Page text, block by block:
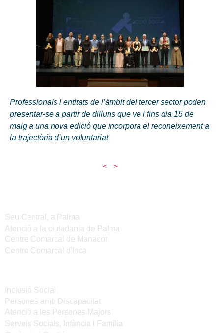
Professionals i entitats de l’àmbit del tercer sector poden
presentar-se a partir de dilluns que ve i fins dia 15 de
maig a una nova edició que incorpora el reconeixement a
la trajectòria d’un voluntariat
< >
Seu Central, a Palma
Atenció a la ciutadania de Palma
Centre Comarcal de Manacor
Centre Comarcal d'Inca
Inclusió Social
Persones amb Discapacitat
Atenció a les Persones Majors
Serveis Socials, Infància i Família